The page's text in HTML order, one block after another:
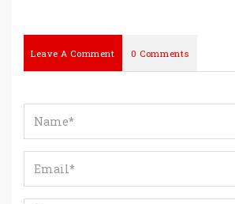
Leave A Comment 0 Comments